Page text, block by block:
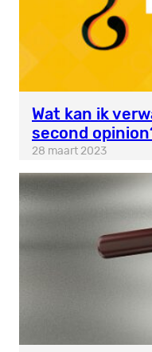
Wat kan ik
second
28 maart 2023